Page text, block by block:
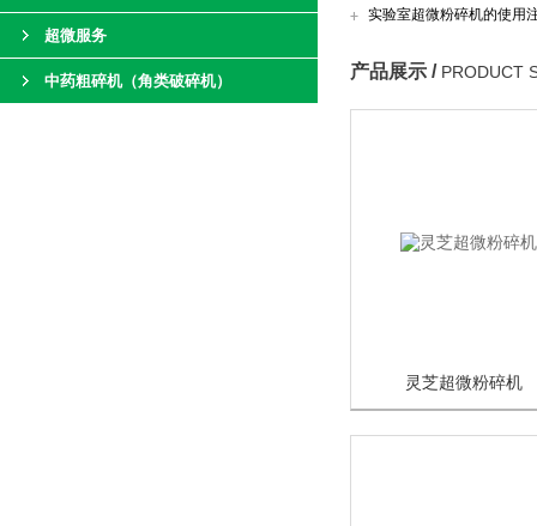
超微服务
中药粗碎机（角类破碎机）
实验室超微粉碎机的使用
产品展示 / PRODUCT
灵芝超微粉碎机